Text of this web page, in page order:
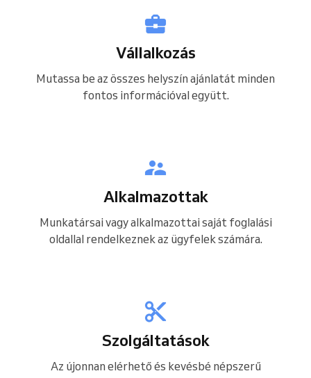
Vállalkozás
Mutassa be az összes helyszín ajánlatát minden
fontos információval együtt.
Alkalmazottak
Munkatársai vagy alkalmazottai saját foglalási
oldallal rendelkeznek az ügyfelek számára.
Szolgáltatások
Az újonnan elérhető és kevésbé népszerű